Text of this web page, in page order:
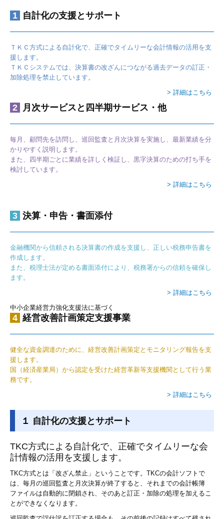
1 自計化の支援とサポート
ＴＫＣ方式による自計化で、正確でタイムリーな会計情報の活用を支
援します。
ＴＫＣシステムでは、決算書の改ざんにつながる過去データの訂正・
加除処理を禁止しています。
> 詳細はこちら
2 月次サービスと四半期サービス・他
毎月、顧問先を訪問し、巡回監査と月次決算を実施し、最新業績を分
かりやすく説明します。
また、四半期ごとに業績を詳しく検証し、黒字決算のための打ち手を
検討しています。
> 詳細はこちら
3 決算・申告・書面添付
金融機関から信頼される決算書の作成を支援し、正しい税務申告書を
作成します。
また、税理士法が定める書面添付により、税務署からの信頼を確保し
ます。
> 詳細はこちら
中小企業経営力強化支援法に基づく
4 経営改善計画策定支援事業
健全な資金調達のために、経営改善計画策定とモニタリング報告を支
援します。
国（経済産業局）から認定を受けた経営革新等支援機関として行う業
務です。
> 詳細はこちら
１ 自計化の支援とサポート
TKC方式による自計化で、正確でタイムリーな会
計情報の活用を支援します。
TKC方式とは「改ざん禁止」ということです。TKCの会計ソフトで
は、毎月の巡回監査と月次決算が終了すると、それまでの会計帳簿
ファイルは自動的に閉鎖され、そのあと訂正・加除の処理を加えるこ
とができなくなります。